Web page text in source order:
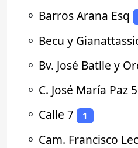
⚬ Barros Arana Esq
⚬ Becu y
⚬ Bv. José Batlle y
⚬ C. José María Paz
⚬ Calle 7 1
⚬ Cam. Francisco